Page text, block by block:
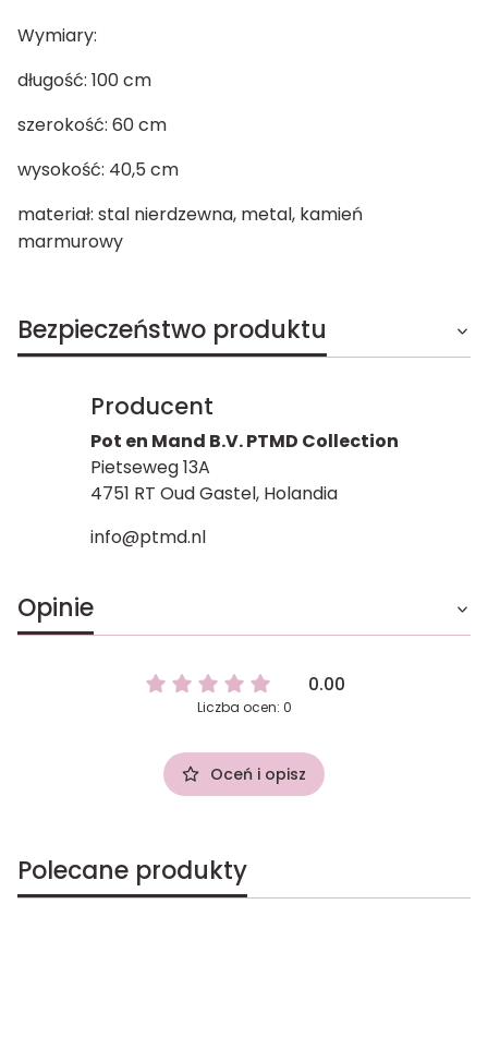
Wymiary:
długość: 100 cm
szerokość: 60 cm
wysokość: 40,5 cm
materiał: stal nierdzewna, metal, kamień
marmurowy
Bezpieczeństwo produktu
Producent
Pot en Mand B.V. PTMD Collection
Pietseweg 13A
4751 RT Oud Gastel, Holandia
info@ptmd.nl
Opinie
0.00
Liczba ocen: 0
Oceń i opisz
Polecane produkty